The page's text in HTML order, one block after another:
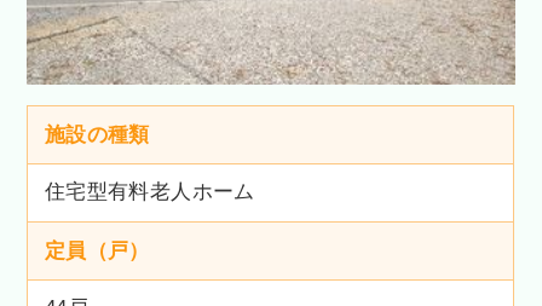
施設の種類
住宅型有料老人ホーム
定員（戸）